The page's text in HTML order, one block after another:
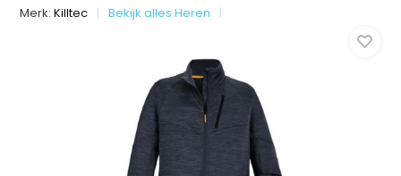
Merk:Killtec Bekijk alles Heren